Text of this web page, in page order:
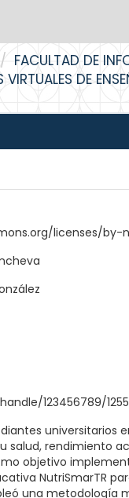
FACULTAD DE
DE
licenses/by-
123456789/
universitarios
salud, rendimiento
objetivo
NutriSmarTR
una metodología